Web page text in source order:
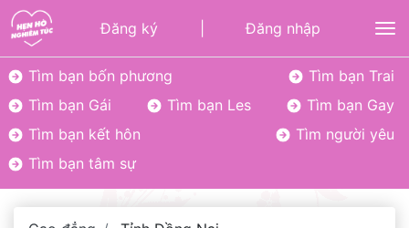
Đăng ký Đăng nhập
Tìm bạn bốn phương
Tìm bạn Trai
Tìm bạn Gái
Tìm bạn Les
Tìm bạn Gay
Tìm bạn kết hôn
Tìm người yêu
Tìm bạn tâm sự